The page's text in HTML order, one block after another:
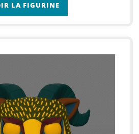
LA FIGURINE